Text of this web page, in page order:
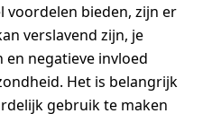
voordelen bieden, zijn er
verslavend zijn, je
en negatieve invloed
Het is belangrijk
gebruik te maken